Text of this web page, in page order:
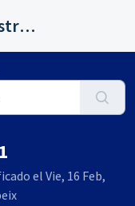
Servicios al canal de distribución de AHORA
el Vie, 16 Feb,